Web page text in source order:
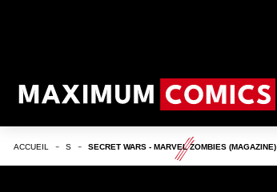
ACCUEIL S SECRET WARS - MARVEL ZOMBIES (MAGAZINE)